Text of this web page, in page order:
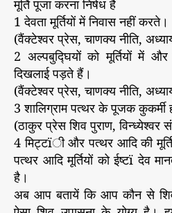
मूर्ति पूजा करना निषेध है
1 देवता मूर्तियों में निवास नहीं करते।
(वैंक्टेश्वर प्रेस, चाणक्य नीति,
2 अल्पबुद्घियों को मूर्तियों में और
दिखलाई पड़ते हैं।
(वैंक्टेश्वर प्रेस, चाणक्य नीति,
3 शालिग्राम पत्थर के पूजक कुकर्मी
(ठाकुर प्रेस शिव पुराण, विन्ध्येश्वर
4 मिट्टïी और पत्थर आदि की
पत्थर आदि मूर्तियों को ईष्टï देव
है।
अब आप बतायें कि आप कौन से